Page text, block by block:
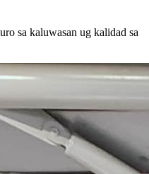
sa kaluwasan ug kalidad sa